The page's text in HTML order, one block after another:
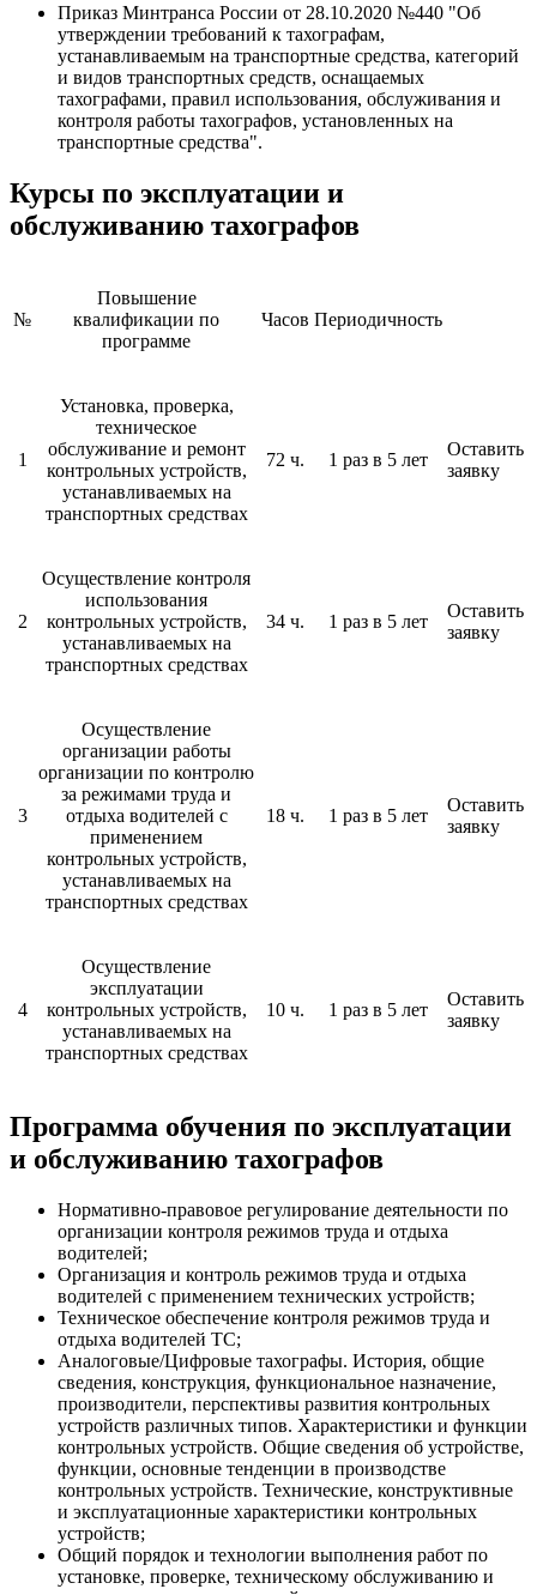
Приказ Минтранса России от 28.10.2020 №440 "Об
утверждении требований к тахографам,
устанавливаемым на транспортные средства, категорий
и видов транспортных средств, оснащаемых
тахографами, правил использования, обслуживания и
контроля работы тахографов, установленных на
транспортные средства".
Курсы по эксплуатации и
обслуживанию тахографов
№
Повышение
квалификации по
программе
Часов Периодичность
1
Установка, проверка,
техническое
обслуживание и ремонт
контрольных устройств,
устанавливаемых на
транспортных средствах
72 ч. 1 раз в 5 лет
Оставить
заявку
2
Осуществление контроля
использования
контрольных устройств,
устанавливаемых на
транспортных средствах
34 ч. 1 раз в 5 лет
Оставить
заявку
3
Осуществление
организации работы
организации по контролю
за режимами труда и
отдыха водителей с
применением
контрольных устройств,
устанавливаемых на
транспортных средствах
18 ч. 1 раз в 5 лет
Оставить
заявку
4
Осуществление
эксплуатации
контрольных устройств,
устанавливаемых на
транспортных средствах
10 ч. 1 раз в 5 лет
Оставить
заявку
Программа обучения по эксплуатации
и обслуживанию тахографов
Нормативно-правовое регулирование деятельности по
организации контроля режимов труда и отдыха
водителей;
Организация и контроль режимов труда и отдыха
водителей с применением технических устройств;
Техническое обеспечение контроля режимов труда и
отдыха водителей ТС;
Аналоговые/Цифровые тахографы. История, общие
сведения, конструкция, функциональное назначение,
производители, перспективы развития контрольных
устройств различных типов. Характеристики и функции
контрольных устройств. Общие сведения об устройстве,
функции, основные тенденции в производстве
контрольных устройств. Технические, конструктивные
и эксплуатационные характеристики контрольных
устройств;
Общий порядок и технологии выполнения работ по
установке, проверке, техническому обслуживанию и